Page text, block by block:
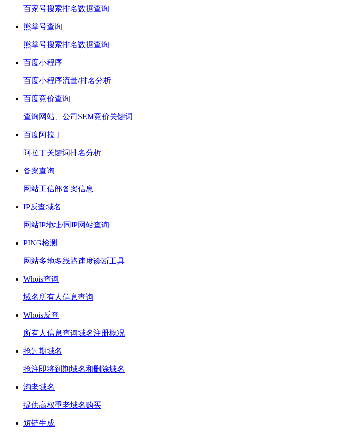
百家号搜索排名数据查询
熊掌号查询
熊掌号搜索排名数据查询
百度小程序
百度小程序流量/排名分析
百度竞价查询
查询网站、公司SEM竞价关键词
百度阿拉丁
阿拉丁关键词排名分析
备案查询
网站工信部备案信息
IP反查域名
网站IP地址/同IP网站查询
PING检测
网站多地多线路速度诊断工具
Whois查询
域名所有人信息查询
Whois反查
所有人信息查询域名注册概况
抢过期域名
抢注即将到期域名和删除域名
淘老域名
提供高权重老域名购买
短链生成